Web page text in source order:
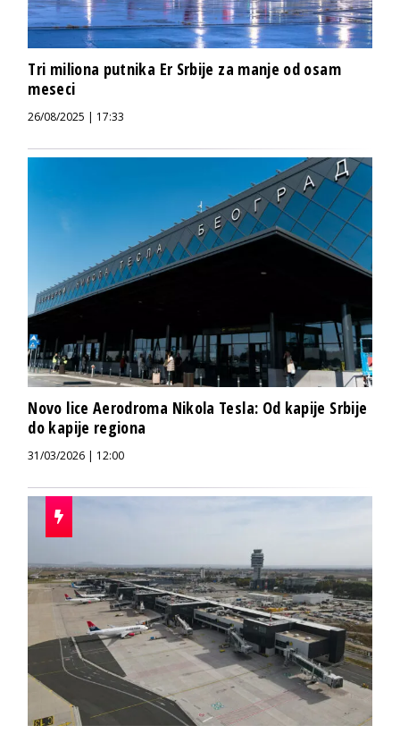
Tri miliona putnika Er Srbije za manje od osam
meseci
26/08/2025 | 17:33
Novo lice Aerodroma Nikola Tesla: Od kapije Srbije
do kapije regiona
31/03/2026 | 12:00